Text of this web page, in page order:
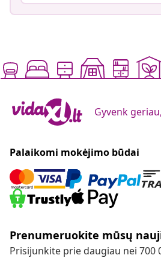
Gyvenk
Palaikomi mokėjimo būdai
Prenumeruokite mūsų
Prisijunkite prie daugiau nei 700